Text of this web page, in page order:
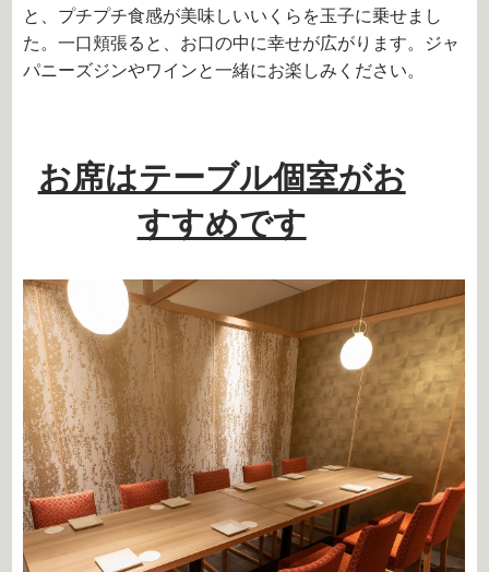
と、プチプチ食感が美味しいいくらを玉子に乗せまし
た。一口頬張ると、お口の中に幸せが広がります。ジャ
パニーズジンやワインと一緒にお楽しみください。
お席はテーブル個室がお
すすめです